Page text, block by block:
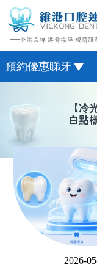
預約優惠睇牙
醫院簡介
醫生介紹 doctor
醫療新聞 medical
種植牙 dental
箍牙 orthodontics
收費標準 change
微信預約
WhatsApp預約
【冷
白點
2026-